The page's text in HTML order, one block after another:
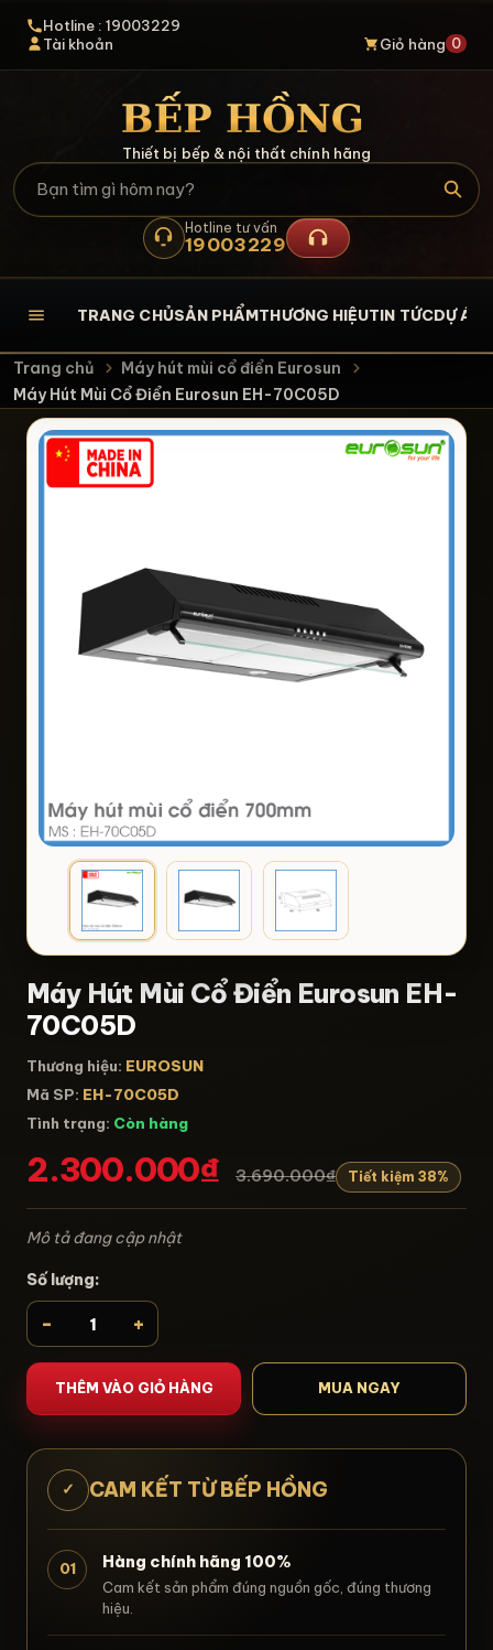
Hotline : 19003229
Tài khoản
Giỏ hàng 0
Thiết bị bếp & nội thất chính hãng
Hotline tư vấn
19003229
TRANG CHỦSẢN PHẨMTHƯƠNG HIỆUTIN TỨCDỰ ÁN
Trang chủ
Máy hút mùi cổ điển Eurosun
Máy Hút Mùi Cổ Điển Eurosun EH-70C05D
Máy Hút Mùi Cổ Điển Eurosun EH-
70C05D
Thương hiệu: EUROSUN
Mã SP: EH-70C05D
Tình trạng: Còn hàng
2.300.000₫ 3.690.000₫ Tiết kiệm 38%
Mô tả đang cập nhật
Số lượng:
- +
THÊM VÀO GIỎ HÀNG MUA NGAY
✓ CAM KẾT TỪ BẾP HỒNG
01 Hàng chính hãng 100%
Cam kết sản phẩm đúng nguồn gốc, đúng thương
hiệu.